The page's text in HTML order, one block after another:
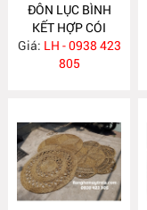
ĐÔN LỤC BÌNH
KẾT HỢP CÓI
LB30
Giá: LH - 0938 423
805